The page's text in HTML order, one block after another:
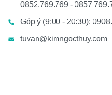
0852.769.769 -
Góp ý (9:00 - 20:30):
tuvan@kimngocthuy.com